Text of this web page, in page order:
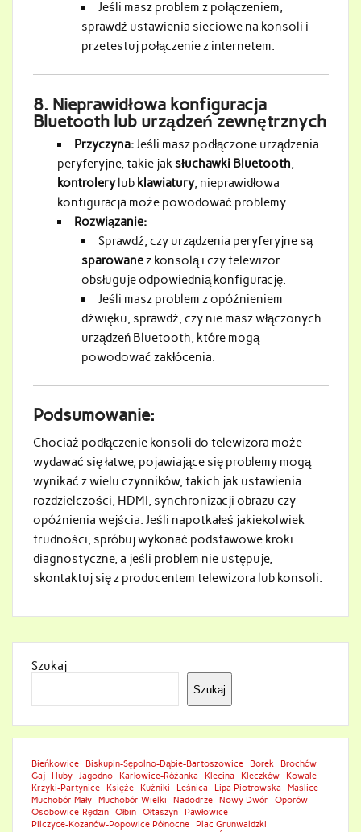
Jeśli masz problem z połączeniem,
sprawdź ustawienia sieciowe na konsoli i
przetestuj połączenie z internetem.
8. Nieprawidłowa konfiguracja
Bluetooth lub urządzeń zewnętrznych
Przyczyna:Jeśli masz podłączone urządzenia
peryferyjne, takie jaksłuchawki Bluetooth,
kontrolerylub klawiatury, nieprawidłowa
konfiguracja może powodować problemy.
Rozwiązanie:
Sprawdź, czy urządzenia peryferyjne są
sparowanez konsolą i czy telewizor
obsługuje odpowiednią konfigurację.
Jeśli masz problem z opóźnieniem
dźwięku, sprawdź, czy nie masz włączonych
urządzeń Bluetooth, które mogą
powodować zakłócenia.
Podsumowanie:
Chociaż podłączenie konsoli do telewizora może
wydawać się łatwe, pojawiające się problemy mogą
wynikać z wielu czynników, takich jak ustawienia
rozdzielczości, HDMI, synchronizacji obrazu czy
opóźnienia wejścia. Jeśli napotkałeś jakiekolwiek
trudności, spróbuj wykonać podstawowe kroki
diagnostyczne, a jeśli problem nie ustępuje,
skontaktuj się z producentem telewizora lub konsoli.
Szukaj
Szukaj
Bieńkowice Biskupin-Sępolno-Dąbie-Bartoszowice Borek
Brochów
Gaj
Huby Jagodno Karłowice-Różanka Klecina Kleczków
Kowale
Krzyki-Partynice
Księże Kuźniki Leśnica Lipa Piotrowska
Maślice
Muchobór Mały
Muchobór Wielki Nadodrze Nowy Dwór
Oporów
Osobowice-Rędzin
Ołbin Ołtaszyn
Pawłowice
Pilczyce-Kozanów-Popowice Północne
Plac Grunwaldzki